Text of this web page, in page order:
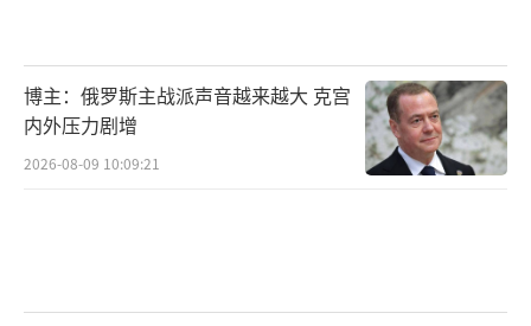
博主：俄罗斯主战派声音越来越大 克宫
内外压力剧增
2026-08-09 10:09:21